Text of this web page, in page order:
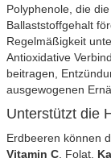
Polyphenole, die die
Ballaststoffgehalt
Regelmäßigkeit
Antioxidative
beitragen,
ausgewogenen
Unterstützt die
Erdbeeren können
Vitamin C , Folat,